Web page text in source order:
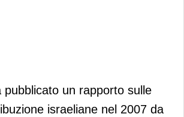
pubblicato un rapporto sulle
israeliane nel 2007 da